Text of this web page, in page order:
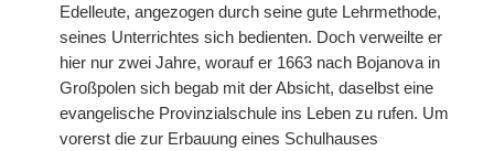
Edelleute, angezogen durch seine gute Lehrmethode,
seines Unterrichtes sich bedienten. Doch verweilte er
hier nur zwei Jahre, worauf er 1663 nach Bojanova in
Großpolen sich begab mit der Absicht, daselbst eine
evangelische Provinzialschule ins Leben zu rufen. Um
vorerst die zur Erbauung eines Schulhauses